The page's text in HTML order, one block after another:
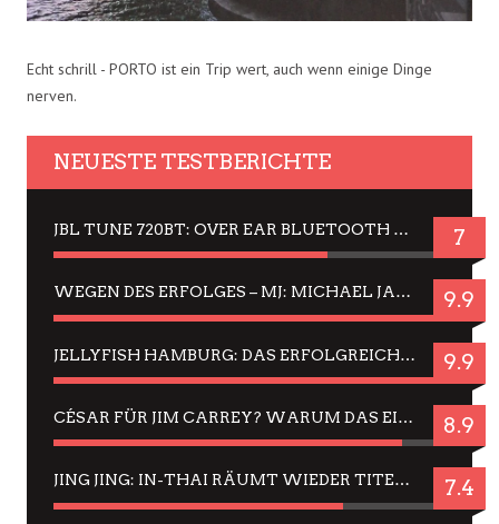
Echt schrill - PORTO ist ein Trip wert, auch wenn einige Dinge
nerven.
NEUESTE TESTBERICHTE
JBL TUNE 720BT: OVER EAR BLUETOOTH KOPFHÖRER UM DIE 50,-€ IM DAUER-TEST 7
WEGEN DES ERFOLGES – MJ: MICHAEL JACKSON MUSICAL IN EINER MATINEE SEHEN 9.9
JELLYFISH HAMBURG: DAS ERFOLGREICHE SOMMER-MENÜ 2025 IN GEFÜHLEN UND BILDERN 9.9
CÉSAR FÜR JIM CARREY? WARUM DAS EINER DER NERVIGSTEN ACTORS IST UND BLEIBT 8.9
JING JING: IN-THAI RÄUMT WIEDER TITEL AB – EIN ZWEI-STUNDEN-ERLEBNISBERICHT 7.4